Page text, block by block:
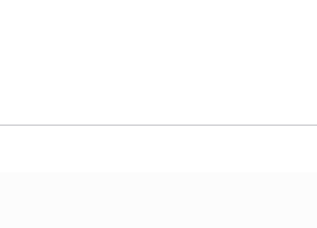
务中心（需提前预约）